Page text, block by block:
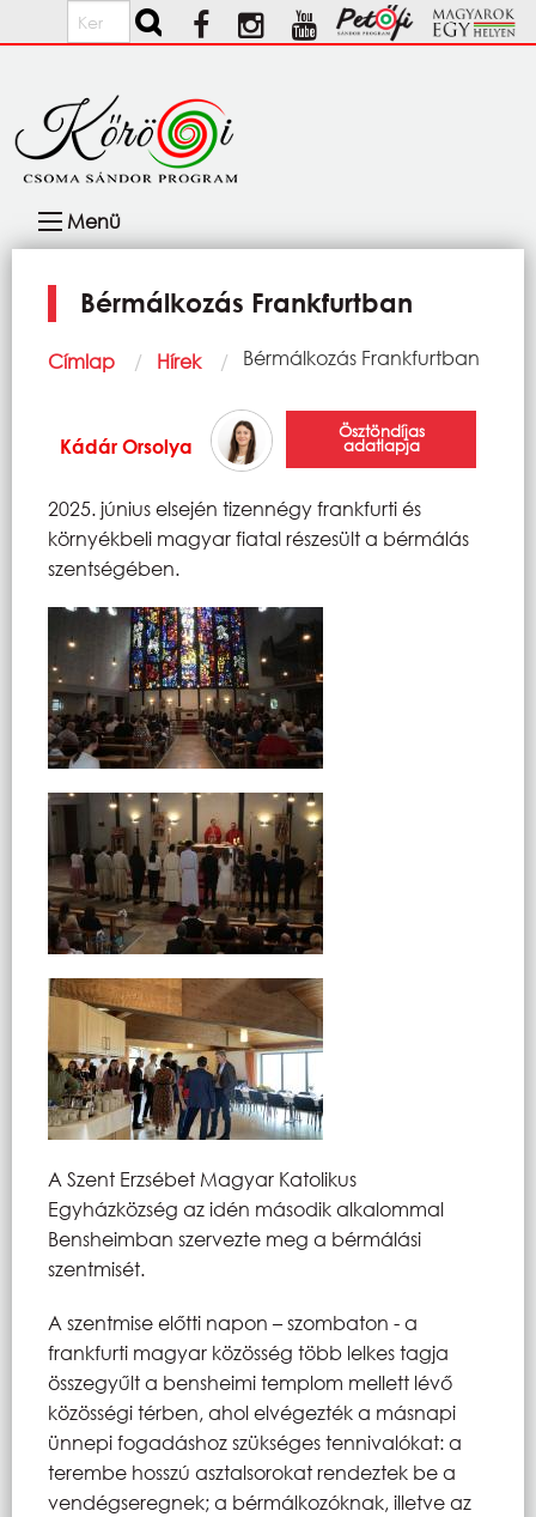
Ugrás a tartalomra
Keresés
navigáció
Menü
Bérmálkozás Frankfurtban
Morzsa
Címlap Hírek Current:
Bérmálkozás Frankfurtban
Kádár Orsolya
Ösztöndíjas
adatlapja
2025. június elsején tizennégy frankfurti és
környékbeli magyar fiatal részesült a bérmálás
szentségében.
A Szent Erzsébet Magyar Katolikus
Egyházközség az idén második alkalommal
Bensheimban szervezte meg a bérmálási
szentmisét.
A szentmise előtti napon – szombaton - a
frankfurti magyar közösség több lelkes tagja
összegyűlt a bensheimi templom mellett lévő
közösségi térben, ahol elvégezték a másnapi
ünnepi fogadáshoz szükséges tennivalókat: a
terembe hosszú asztalsorokat rendeztek be a
vendégseregnek; a bérmálkozóknak, illetve az